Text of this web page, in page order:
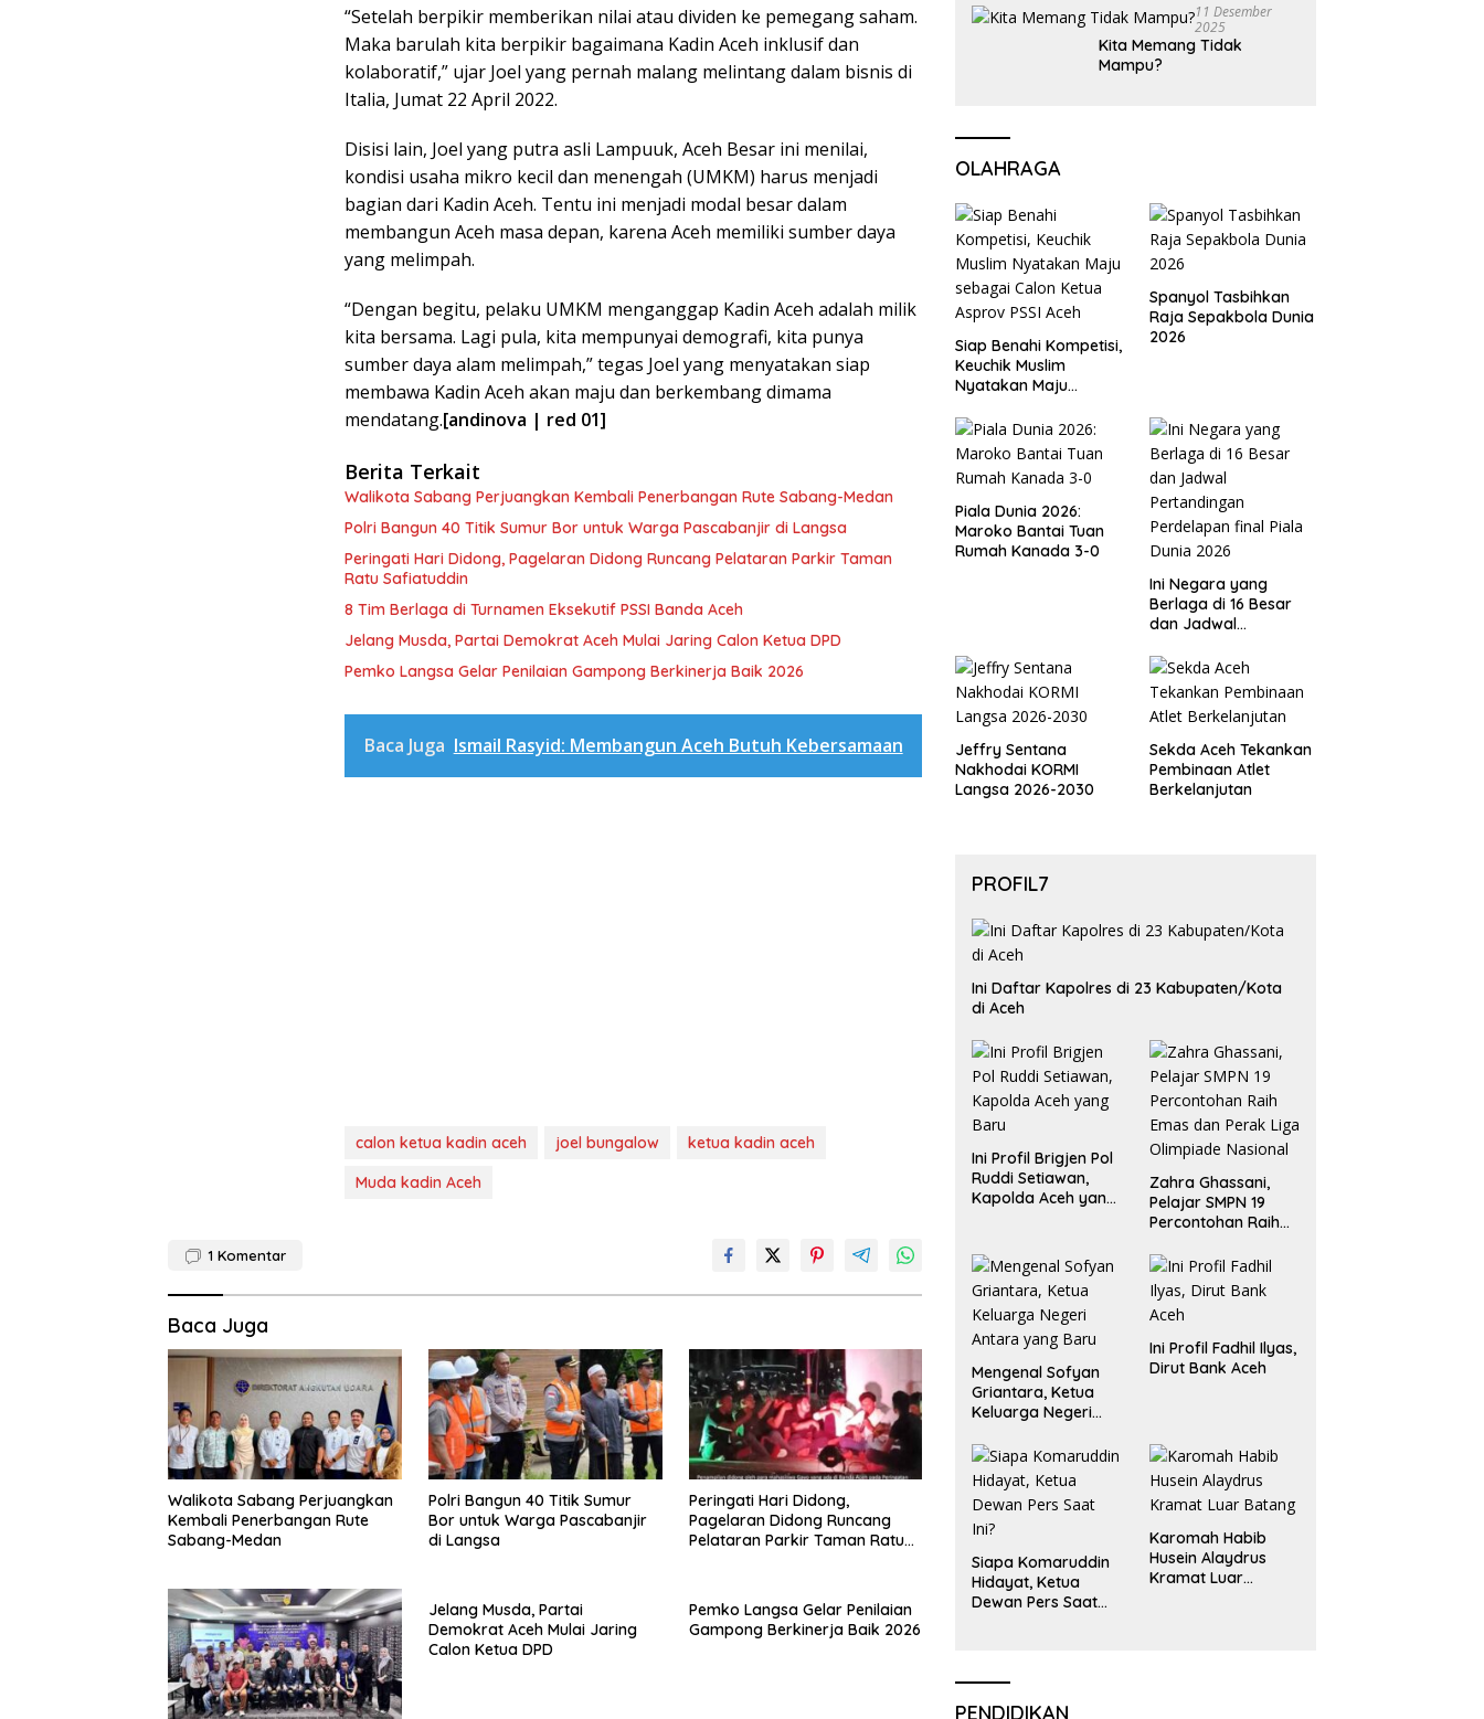
“Setelah berpikir memberikan nilai atau dividen ke pemegang saham.
Maka barulah kita berpikir bagaimana Kadin Aceh inklusif dan
kolaboratif,” ujar Joel yang pernah malang melintang dalam bisnis di
Italia, Jumat 22 April 2022.
Disisi lain, Joel yang putra asli Lampuuk, Aceh Besar ini menilai,
kondisi usaha mikro kecil dan menengah (UMKM) harus menjadi
bagian dari Kadin Aceh. Tentu ini menjadi modal besar dalam
membangun Aceh masa depan, karena Aceh memiliki sumber daya
yang melimpah.
“Dengan begitu, pelaku UMKM menganggap Kadin Aceh adalah milik
kita bersama. Lagi pula, kita mempunyai demografi, kita punya
sumber daya alam melimpah,” tegas Joel yang menyatakan siap
membawa Kadin Aceh akan maju dan berkembang dimama
mendatang.[andinova | red 01]
Berita Terkait
Walikota Sabang Perjuangkan Kembali Penerbangan Rute Sabang-Medan
Polri Bangun 40 Titik Sumur Bor untuk Warga Pascabanjir di Langsa
Peringati Hari Didong, Pagelaran Didong Runcang Pelataran Parkir Taman
Ratu Safiatuddin
8 Tim Berlaga di Turnamen Eksekutif PSSI Banda Aceh
Jelang Musda, Partai Demokrat Aceh Mulai Jaring Calon Ketua DPD
Pemko Langsa Gelar Penilaian Gampong Berkinerja Baik 2026
Baca Juga Ismail Rasyid: Membangun Aceh Butuh Kebersamaan
calon ketua kadin aceh joel bungalow
ketua kadin aceh
Muda kadin Aceh
1 Komentar
Baca Juga
Walikota Sabang Perjuangkan
Kembali Penerbangan Rute
Sabang-Medan
Polri Bangun 40 Titik Sumur
Bor untuk Warga Pascabanjir
di Langsa
Peringati Hari Didong,
Pagelaran Didong Runcang
Pelataran Parkir Taman Ratu
Jelang Musda, Partai
Demokrat Aceh Mulai Jaring
Calon Ketua DPD
Pemko Langsa Gelar Penilaian
Gampong Berkinerja Baik 2026
11 Desember
2025
Kita Memang Tidak
Mampu?
OLAHRAGA
Siap Benahi Kompetisi,
Keuchik Muslim
Nyatakan Maju
Asprov PSSI Aceh
Spanyol Tasbihkan
Raja Sepakbola Dunia
2026
Piala Dunia 2026:
Maroko Bantai Tuan
Rumah Kanada 3-0
Ini Negara yang
Berlaga di 16 Besar
dan Jadwal
Perdelapan final Piala
Dunia 2026
Jeffry Sentana
Nakhodai KORMI
Langsa 2026-2030
Sekda Aceh Tekankan
Pembinaan Atlet
Berkelanjutan
PROFIL7
Ini Daftar Kapolres di 23 Kabupaten/Kota
di Aceh
Ini Profil Brigjen Pol
Ruddi Setiawan,
Kapolda Aceh yang
Zahra Ghassani,
Pelajar SMPN 19
Percontohan Raih
Liga Olimpiade
Nasional
Mengenal Sofyan
Griantara, Ketua
Keluarga Negeri
Ini Profil Fadhil Ilyas,
Dirut Bank Aceh
Siapa Komaruddin
Hidayat, Ketua
Dewan Pers Saat
Karomah Habib
Husein Alaydrus
Kramat Luar
PENDIDIKAN